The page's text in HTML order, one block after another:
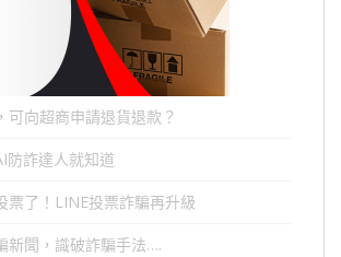
可向超商申請退貨退款？
防詐達人就知道
票了！LINE投票詐騙再升級
新聞，識破詐騙手法….